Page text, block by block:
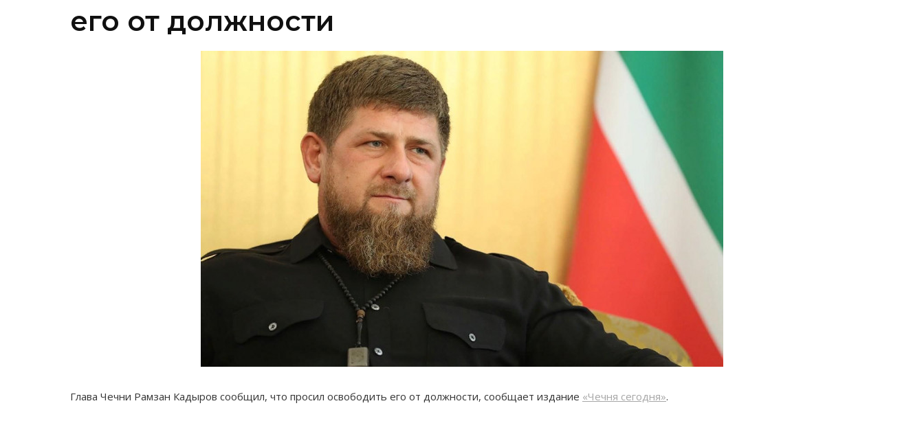
его от должности
Глава Чечни Рамзан Кадыров сообщил, что просил освободить его от должности, сообщает издание «Чечня сегодня».